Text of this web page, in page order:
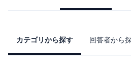
カテゴリから探す 回答者から